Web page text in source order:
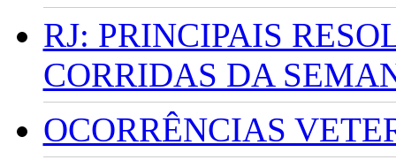
RJ: PRINCIPAIS
CORRIDAS DA
OCORRÊNCIAS